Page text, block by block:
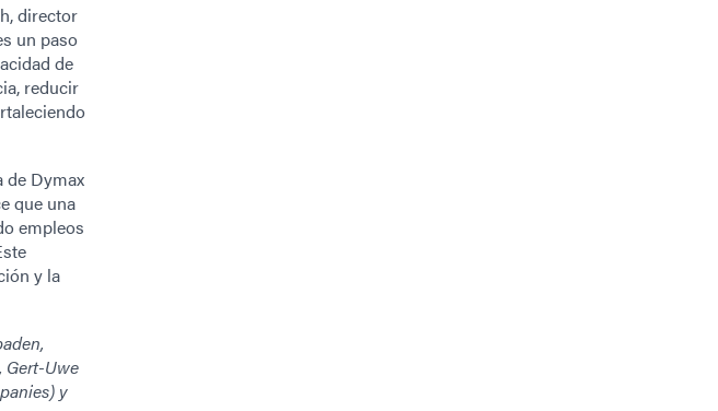
director
un paso
de
reducir
de Dymax
que una
empleos
y la
Gert-Uwe
y